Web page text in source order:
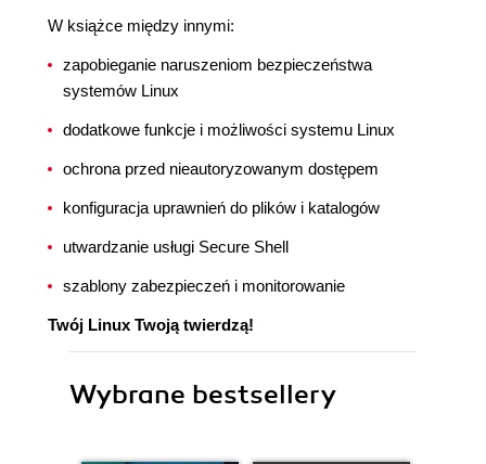
W książce między innymi:
zapobieganie naruszeniom bezpieczeństwa
systemów Linux
dodatkowe funkcje i możliwości systemu Linux
ochrona przed nieautoryzowanym dostępem
konfiguracja uprawnień do plików i katalogów
utwardzanie usługi Secure Shell
szablony zabezpieczeń i monitorowanie
Twój Linux Twoją twierdzą!
Wybrane bestsellery